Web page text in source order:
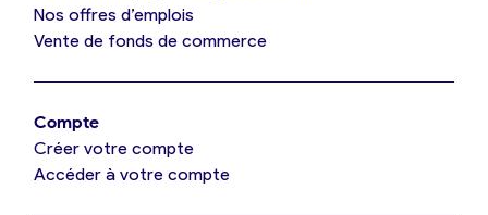
Offres d’emploi
Je suis fournisseur
Nos offres d’emplois
Vente de fonds de commerce
Compte
Créer votre compte
Accéder à votre compte